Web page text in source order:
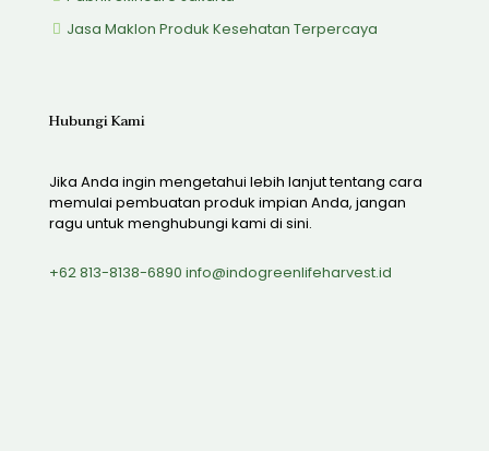
Jasa Maklon Produk Kesehatan Terpercaya
Hubungi Kami
Jika Anda ingin mengetahui lebih lanjut tentang cara
memulai pembuatan produk impian Anda, jangan
ragu untuk menghubungi kami di sini.
+62 813-8138-6890 info@indogreenlifeharvest.id